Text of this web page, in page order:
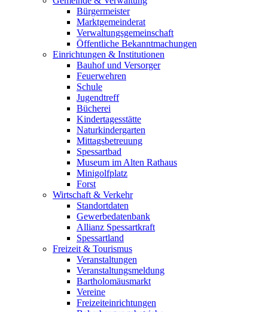
Bürgermeister
Marktgemeinderat
Verwaltungsgemeinschaft
Öffentliche Bekanntmachungen
Einrichtungen & Institutionen
Bauhof und Versorger
Feuerwehren
Schule
Jugendtreff
Bücherei
Kindertagesstätte
Naturkindergarten
Mittagsbetreuung
Spessartbad
Museum im Alten Rathaus
Minigolfplatz
Forst
Wirtschaft & Verkehr
Standortdaten
Gewerbedatenbank
Allianz Spessartkraft
Spessartland
Freizeit & Tourismus
Veranstaltungen
Veranstaltungsmeldung
Bartholomäusmarkt
Vereine
Freizeiteinrichtungen